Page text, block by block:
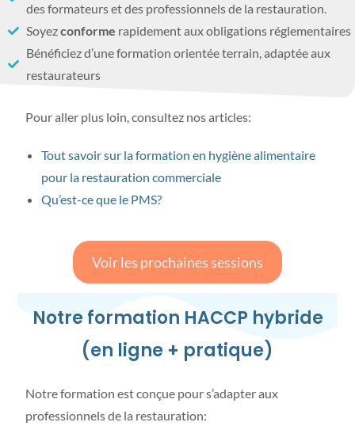
des formateurs et des professionnels de la restauration.
Soyezconforme rapidement aux obligations réglementaires
Bénéficiez d’une formation orientée terrain, adaptée aux
restaurateurs
Pour aller plus loin, consultez nos articles:
Tout savoir sur la formation en hygiène alimentaire
pour la restauration commerciale
Qu’est-ce que le PMS?
Voir les prochaines sessions
Notre formation HACCP hybride
(en ligne + pratique)
Notre formation est conçue pour s’adapter aux
professionnels de la restauration: